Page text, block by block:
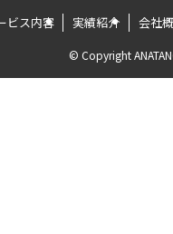
ビス内容 実績紹介 会社
© Copyright